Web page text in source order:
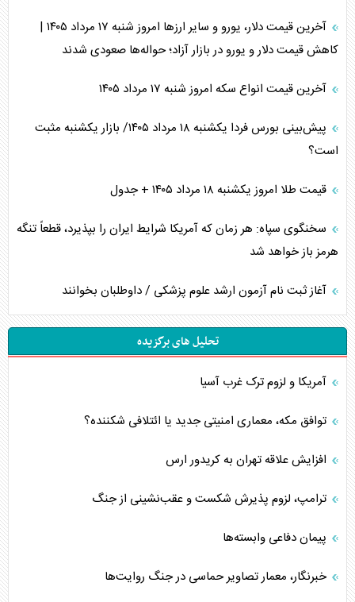
آخرین قیمت دلار، یورو و سایر ارز‌ها امروز شنبه ۱۷ مرداد ۱۴۰۵ |
کاهش قیمت دلار و یورو در بازار آزاد؛ حواله‌ها صعودی شدند
آخرین قیمت انواع سکه امروز شنبه ۱۷ مرداد ۱۴۰۵
پیش‌بینی بورس فردا یکشنبه ۱۸ مرداد ۱۴۰۵/ بازار یکشنبه مثبت
است؟
قیمت طلا امروز یکشنبه ۱۸ مرداد ۱۴۰۵ + جدول
سخنگوی سپاه: هر زمان که آمریکا شرایط ایران را بپذیرد، قطعاً تنگه
هرمز باز خواهد شد
آغاز ثبت نام آزمون ارشد علوم پزشکی / داوطلبان بخوانند
تحلیل های برگزیده
آمریکا و لزوم ترک غرب آسیا
توافق مکه، معماری امنیتی جدید یا ائتلافی شکننده؟
افزایش علاقه تهران به کریدور ارس
ترامپ، لزوم پذیرش شکست و عقب‌نشینی از جنگ
پیمان دفاعی‌ وابسته‌ها
خبرنگار، معمار تصاویر حماسی در جنگ روایت‌ها